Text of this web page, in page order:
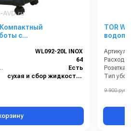
Компактный
с
WL092-20L INOX
64
инструмента:
Есть
сухая и сбор жидкостей
TOR
Артикул:
Расход
Тип
9 900 руб.